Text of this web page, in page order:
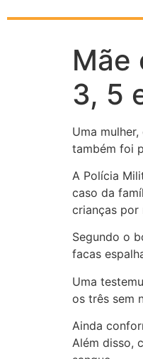
Mãe
3, 5
Uma
também foi
A Polícia
caso da
crianças por
Segundo o
facas
Uma
os três sem
Ainda
Além disso,